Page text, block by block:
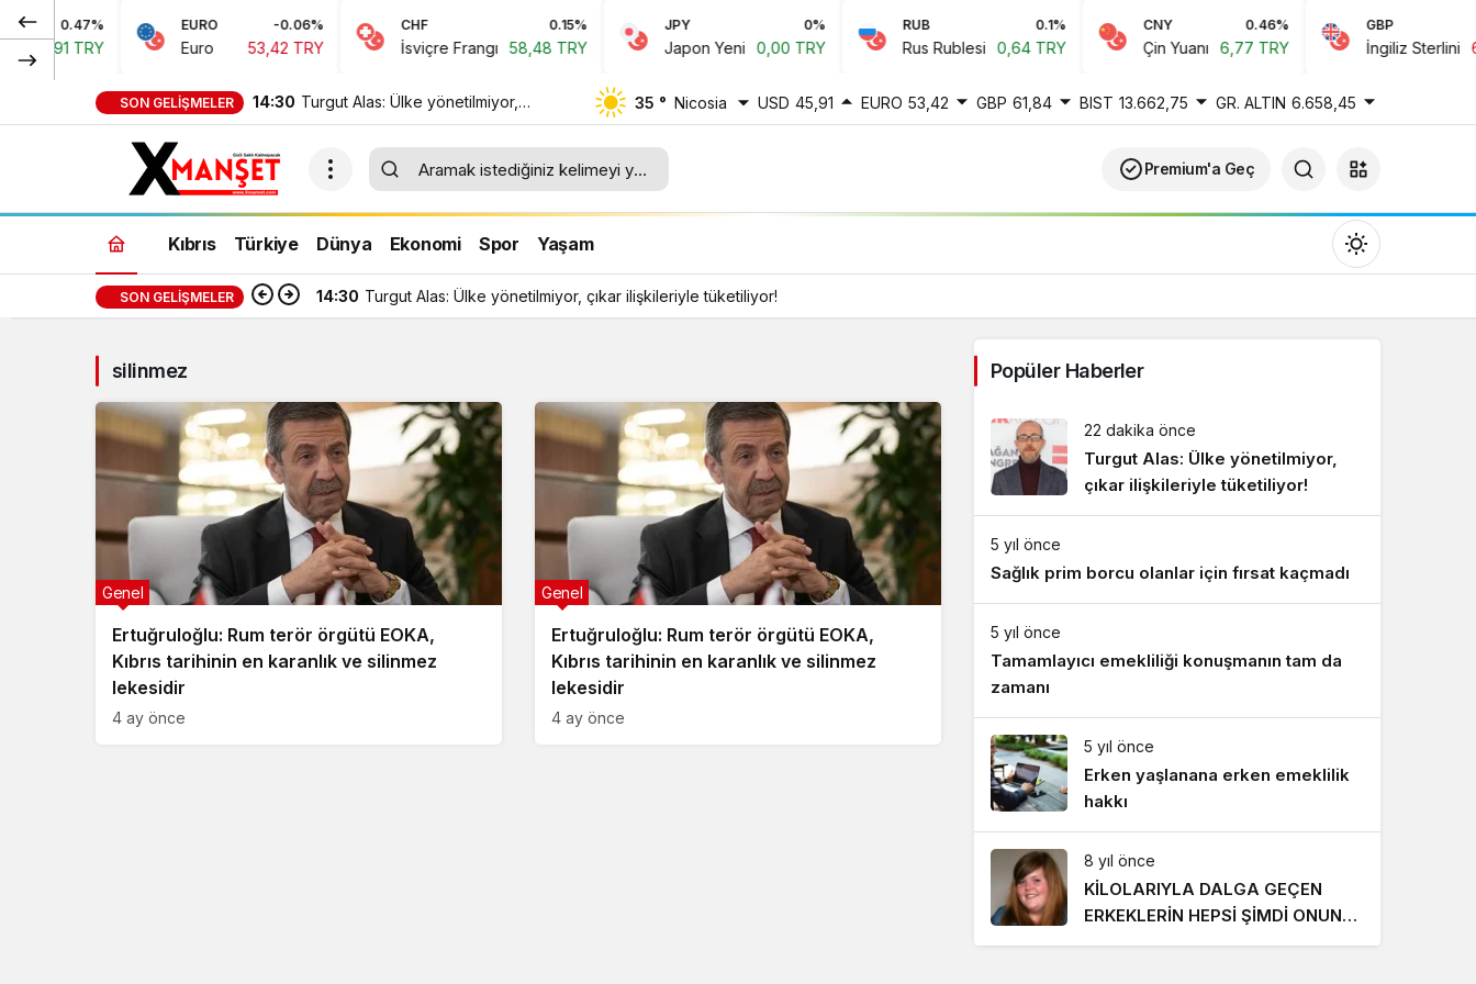
0.47%
45,91 TRY
EURO -0.06%
Euro 53,42 TRY
CHF 0.15%
İsviçre Frangı 58,48 TRY Japon Yeni 0,00 TRY
RUB 0.1%
Rus Rublesi 0,64 TRY
CNY 0.46%
Çin Yuanı 6,77 TRY
GBP
İngiliz Sterlini
SON GELIŞMELER 14:30 Turgut Alas: Ülke yönetilmiyor,
çıkar ilişkileriyle tüketiliyor!
35 ° Nicosia USD 45,91 EURO 53,42 GBP 61,84 BIST 13.662,75 GR. ALTIN 6.658,45
Premium'a Geç
Kıbrıs Türkiye Dünya Ekonomi Spor Yaşam
Gündüz modunu seçin.
SON GELIŞMELER 14:30 Turgut Alas: Ülke yönetilmiyor, çıkar ilişkileriyle tüketiliyor!
silinmez
Ertuğruloğlu: Rum terör örgütü EOKA,
Kıbrıs tarihinin en karanlık ve silinmez
lekesidir
Genel
4 ay önce
Ertuğruloğlu: Rum terör örgütü EOKA,
Kıbrıs tarihinin en karanlık ve silinmez
lekesidir
Genel
4 ay önce
Popüler Haberler
22 dakika önce
Turgut Alas: Ülke yönetilmiyor,
çıkar ilişkileriyle tüketiliyor!
5 yıl önce
Sağlık prim borcu olanlar için fırsat kaçmadı
5 yıl önce
Tamamlayıcı emekliliği konuşmanın tam da
zamanı
5 yıl önce
Erken yaşlanana erken emeklilik
hakkı
8 yıl önce
KİLOLARIYLA DALGA GEÇEN
ERKEKLERİN HEPSİ ŞİMDİ ONUN
PEŞİNDE! SON HALİ İNANILMAZ